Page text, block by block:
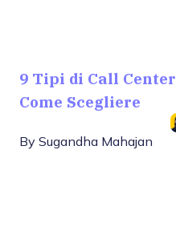
9 Tipi di Call
Come Scegliere
By Sugandha Mahajan